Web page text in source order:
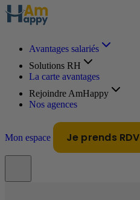
Avantages salariés
Solutions RH
La carte avantages
Rejoindre AmHappy
Nos agences
Mon espace Je prends RDV